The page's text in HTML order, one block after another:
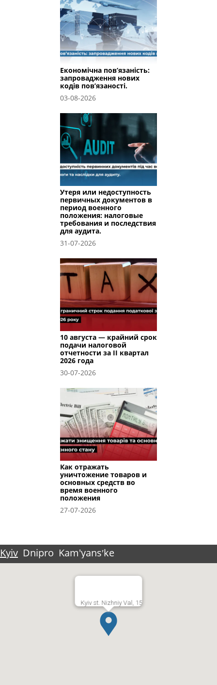
Економічна пов’язаність:
запровадження нових
кодів пов’язаності.
03-08-2026
Утеря или недоступность
первичных документов в
период военного
положения: налоговые
требования и последствия
для аудита.
31-07-2026
10 августа — крайний срок
подачи налоговой
отчетности за II квартал
2026 года
30-07-2026
Как отражать
уничтожение товаров и
основных средств во
время военного
положения
27-07-2026
Kyiv Dnipro Kam'yansʹke
Kyiv st. Nizhniy Val, 15